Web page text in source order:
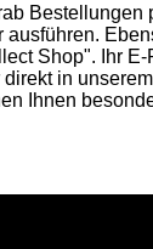
Bestellungen
ausführen.
Shop". Ihr
direkt in
Ihnen